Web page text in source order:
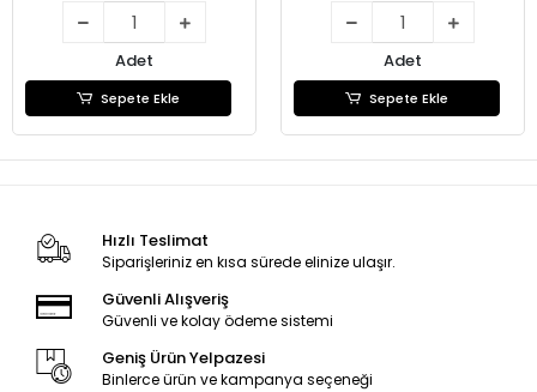
Adet
Sepete Ekle
Adet
Sepete Ekle
Hızlı Teslimat
Siparişleriniz en kısa sürede elinize ulaşır.
Güvenli Alışveriş
Güvenli ve kolay ödeme sistemi
Geniş Ürün Yelpazesi
Binlerce ürün ve kampanya seçeneği